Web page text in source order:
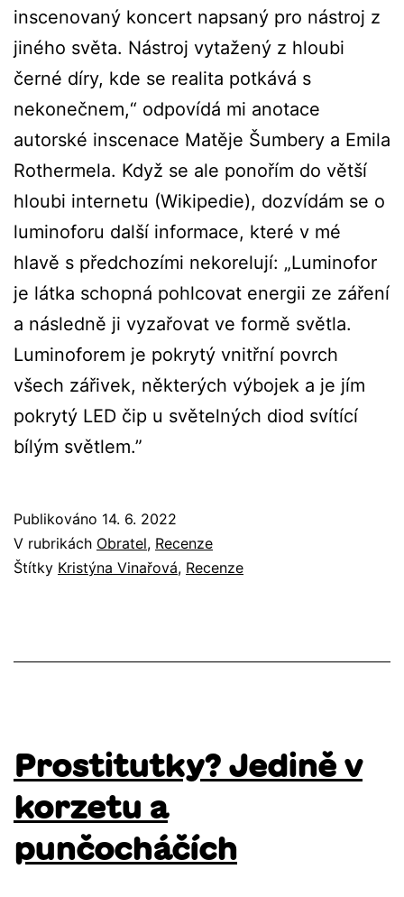
inscenovaný koncert napsaný pro nástroj z
jiného světa. Nástroj vytažený z hloubi
černé díry, kde se realita potkává s
nekonečnem,“ odpovídá mi anotace
autorské inscenace Matěje Šumbery a Emila
Rothermela. Když se ale ponořím do větší
hloubi internetu (Wikipedie), dozvídám se o
luminoforu další informace, které v mé
hlavě s předchozími nekorelují: „Luminofor
je látka schopná pohlcovat energii ze záření
a následně ji vyzařovat ve formě světla.
Luminoforem je pokrytý vnitřní povrch
všech zářivek, některých výbojek a je jím
pokrytý LED čip u světelných diod svítící
bílým světlem.”
Publikováno 14. 6. 2022
V rubrikách Obratel, Recenze
Štítky Kristýna Vinařová, Recenze
Prostitutky? Jedině v
korzetu a
punčocháčích